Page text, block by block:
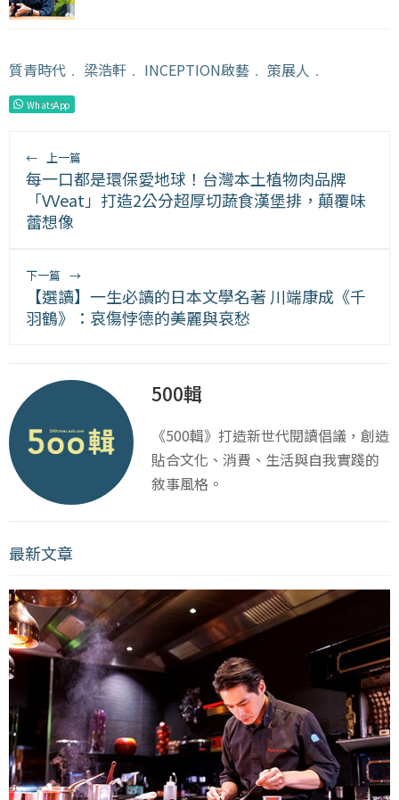
質青時代 ﹒ 梁浩軒 ﹒ INCEPTION啟藝 ﹒ 策展人 ﹒
WhatsApp
← 上一篇
每一口都是環保愛地球！台灣本土植物肉品牌
「VVeat」打造2公分超厚切蔬食漢堡排，顛覆味
蕾想像
下一篇 →
【選讀】一生必讀的日本文學名著 川端康成《千
羽鶴》：哀傷悖德的美麗與哀愁
500輯
《500輯》打造新世代閱讀倡議，創造
貼合文化、消費、生活與自我實踐的
敘事風格。
最新文章